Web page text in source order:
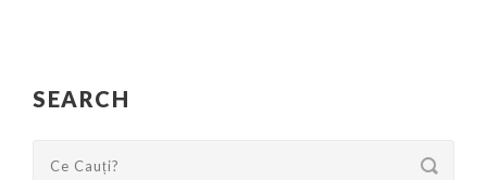
SEARCH